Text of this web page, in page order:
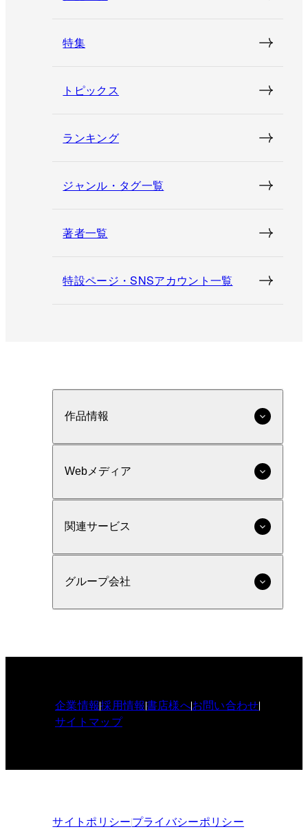
特集
トピックス
ランキング
ジャンル・タグ一覧
著者一覧
特設ページ・SNSアカウント一覧
作品情報
Webメディア
関連サービス
グループ会社
企業情報採用情報書店様へお問い合わせ
サイトマップ
サイトポリシープライバシーポリシー